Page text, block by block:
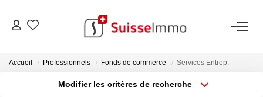
ACHETER
Découvrez Nos Biens À La Vente
Accueil Professionnels Fonds de commerce Services Entrep.
Modifier les critères de recherche